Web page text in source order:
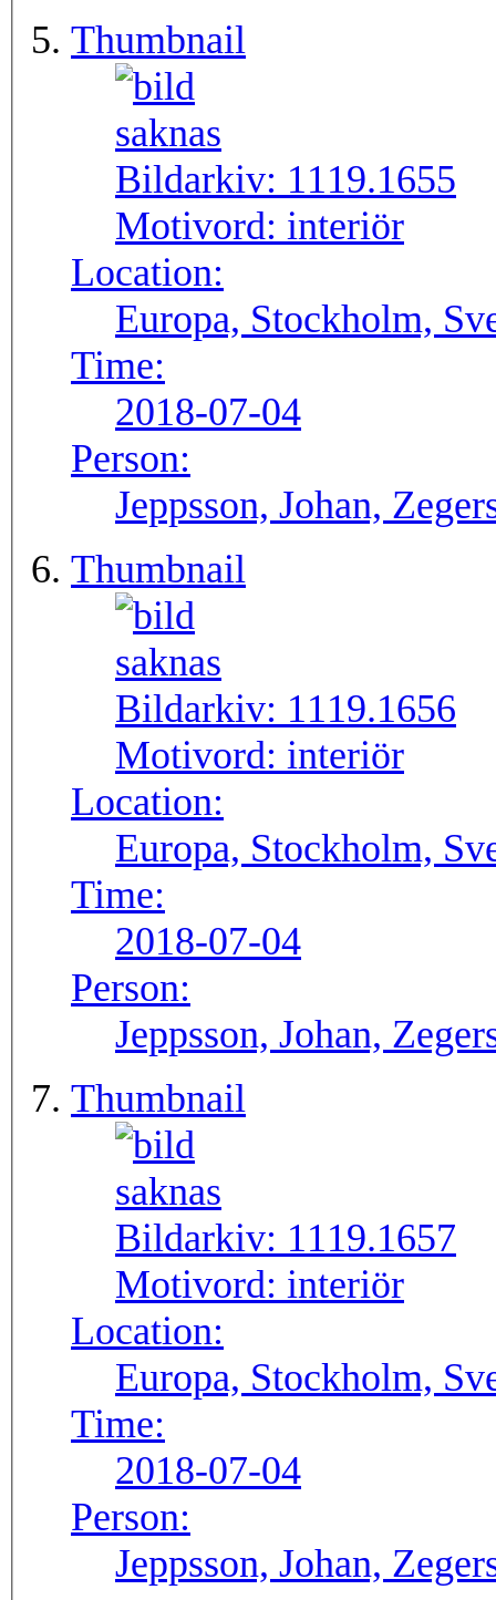
Thumbnail
Bildarkiv: 1119.1655
Motivord: interiör
Location:
Europa, Stockholm,
Time:
2018-07-04
Person:
Jeppsson, Johan,
Thumbnail
Bildarkiv: 1119.1656
Motivord: interiör
Location:
Europa, Stockholm,
Time:
2018-07-04
Person:
Jeppsson, Johan,
Thumbnail
Bildarkiv: 1119.1657
Motivord: interiör
Location:
Europa, Stockholm,
Time:
2018-07-04
Person:
Jeppsson, Johan,